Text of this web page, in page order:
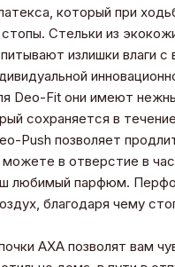
который при
Стельки из
излишки влаги с
Deo-Fit они имеют
сохраняется в
Push позволяет
в отверстие в
любимый парфюм.
благодаря чему
АХА позволят вам